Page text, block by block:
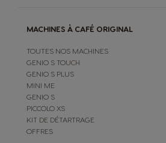
MACHINES À CAFÉ ORIGINAL
TOUTES NOS MACHINES
GENIO S TOUCH
GENIO S PLUS
MINI ME
GENIO S
PICCOLO XS
KIT DE DÉTARTRAGE
OFFRES